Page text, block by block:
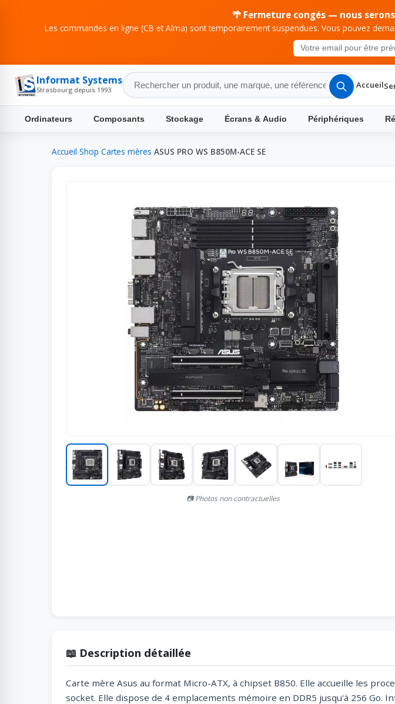
🌴 Fermeture congés — nous
Les commandes en ligne (CB et Alma) sont temporairement suspendues. Vous pouvez
Informat Systems
Strasbourg depuis 1993 Accueil
Ordinateurs Composants Stockage Écrans & Audio Périphériques
Accueil Shop Cartes mères ASUS PRO WS B850M-ACE SE
📷 Photos non contractuelles
📖 Description détaillée
Carte mère Asus au format Micro-ATX, à chipset B850. Elle accueille les
socket. Elle dispose de 4 emplacements mémoire en DDR5 jusqu'à 256 Go.